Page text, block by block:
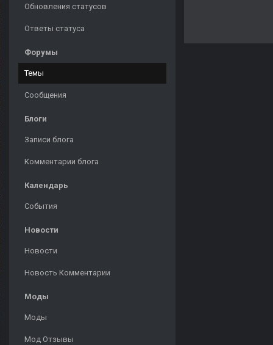
Обновления статусов
Ответы статуса
Форумы
Темы
Сообщения
Блоги
Записи блога
Комментарии блога
Календарь
События
Новости
Новости
Новость Комментарии
Моды
Моды
Мод Отзывы